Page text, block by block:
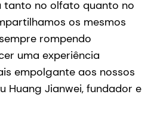
no olfato quanto no
os mesmos
rompendo
uma experiência
empolgante aos nossos
Huang Jianwei, fundador e